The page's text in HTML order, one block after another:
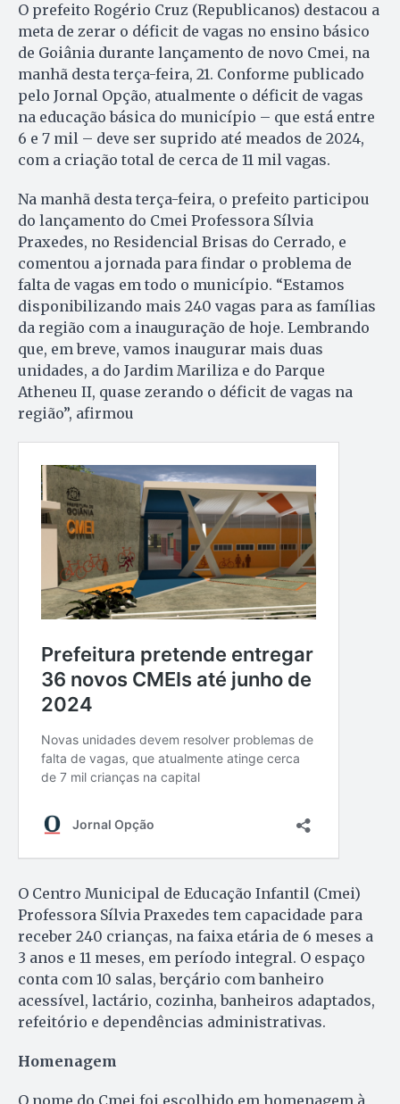
O prefeito Rogério Cruz (Republicanos) destacou a
meta de zerar o déficit de vagas no ensino básico
de Goiânia durante lançamento de novo Cmei, na
manhã desta terça-feira, 21. Conforme publicado
pelo Jornal Opção, atualmente o déficit de vagas
na educação básica do município – que está entre
6 e 7 mil – deve ser suprido até meados de 2024,
com a criação total de cerca de 11 mil vagas.
Na manhã desta terça-feira, o prefeito participou
do lançamento do Cmei Professora Sílvia
Praxedes, no Residencial Brisas do Cerrado, e
comentou a jornada para findar o problema de
falta de vagas em todo o município. “Estamos
disponibilizando mais 240 vagas para as famílias
da região com a inauguração de hoje. Lembrando
que, em breve, vamos inaugurar mais duas
unidades, a do Jardim Mariliza e do Parque
Atheneu II, quase zerando o déficit de vagas na
região”, afirmou
O Centro Municipal de Educação Infantil (Cmei)
Professora Sílvia Praxedes tem capacidade para
receber 240 crianças, na faixa etária de 6 meses a
3 anos e 11 meses, em período integral. O espaço
conta com 10 salas, berçário com banheiro
acessível, lactário, cozinha, banheiros adaptados,
refeitório e dependências administrativas.
Homenagem